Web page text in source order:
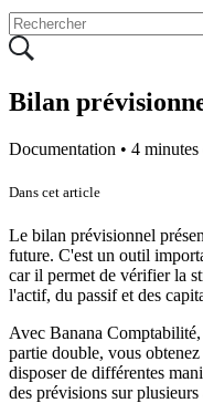
Bilan
Documentation • 4 minutes
Dans cet article
Le bilan prévisionnel
future. C'est un outil
car il permet de vérifier la
l'actif, du passif et des
Avec Banana
partie double, vous
disposer de différentes
des prévisions sur plusieurs